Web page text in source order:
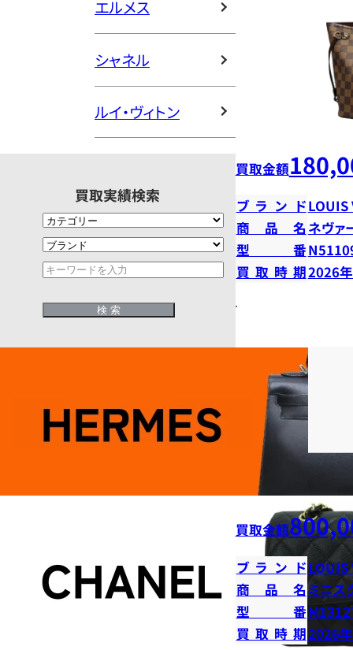
エルメス
シャネル
ルイ・ヴィトン
買取実績検索
買取金額
ブランドLOUIS
商品名 ネヴァ
型番
買取時期2026
買取金額
ブランドLOUIS
商品名ミニス
型番
買取時期2026